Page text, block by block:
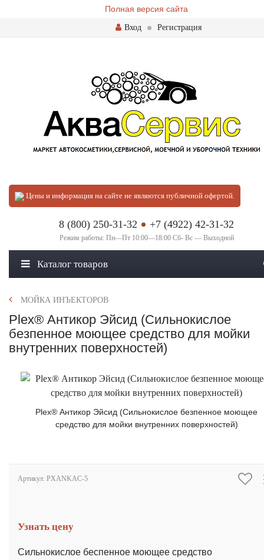
Полная версия сайта
Вход Регистрация
Цены и информация на сайте не являются публичной офертой.
8 (800) 250-31-32 +7 (4922) 42-31-32
Режим работы: Пн—Пт 10:00—18:00 Сб- Вс — Выходной
Каталог товаров
МОЙКА ИНЪЕКТОРОВ
Plex® Антикор Эйсид (Сильнокислое
безпенное моющее средство для мойки
внутренних поверхностей)
Plex® Антикор Эйсид (Сильнокислое безпенное моющее
средство для мойки внутренних поверхностей)
Артикул: PXANKAC-5
Узнать цену
Сильнокислое беспенное моющее средство